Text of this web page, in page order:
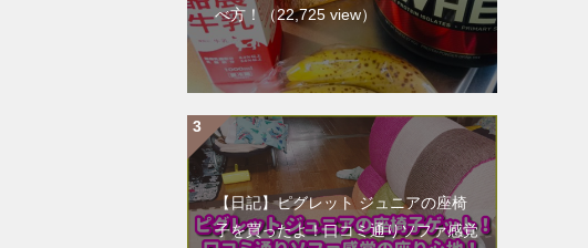
べ方！ （22,725 view）
【日記】ピグレット ジュニアの座椅
子を買ったよ！口コミ通りソファ感覚